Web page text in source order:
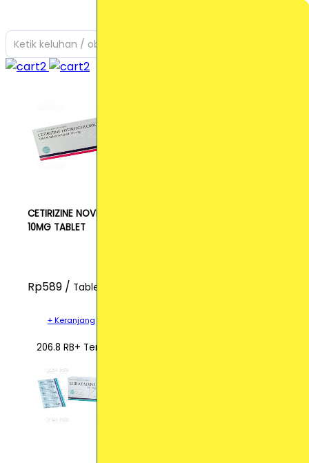
Ketik keluhan / obat yang Anda cari
CETIRIZINE NOVELL
10MG TABLET
Rp589 / Tablet
+ Keranjang
206.8 RB+ Terjual